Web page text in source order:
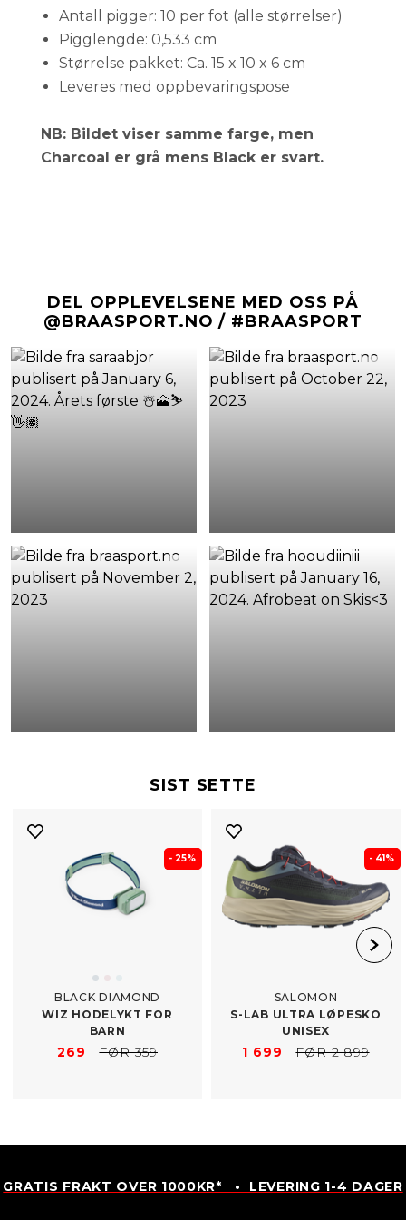
Antall pigger: 10 per fot (alle størrelser)
Pigglengde: 0,533 cm
Størrelse pakket: Ca. 15 x 10 x 6 cm
Leveres med oppbevaringspose
NB: Bildet viser samme farge, men
Charcoal er grå mens Black er svart.
DEL OPPLEVELSENE MED OSS PÅ
@BRAASPORT.NO / #BRAASPORT
SIST SETTE
- 25%
BLACK DIAMOND
WIZ HODELYKT FOR
BARN
269 FØR 359
- 41%
SALOMON
S-​LAB ULTRA LØPESKO
UNISEX
1 699 FØR 2 899
GRATIS FRAKT OVER 1000KR* • LEVERING 1-4 DAGER